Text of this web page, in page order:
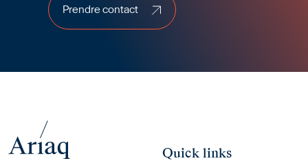
Prendre contact
Quick links